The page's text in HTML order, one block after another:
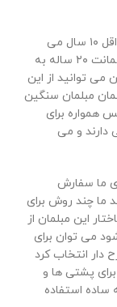
با اینکه در ساختار این مبلمان و شما حدوداً حداقل ۱۰ سال می
خواهید از این مبلمان استفاده کنید که البته ضمانت ۲۰ ساله به
می توانید از این
مبلمان سنگین
همواره برای
دارند و می
ما سفارش
ما چند روش برای
این مبلمان از
می توان برای
دار انتخاب کرد
پشتی ها و
ساده استفاده